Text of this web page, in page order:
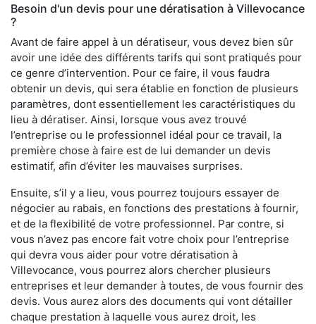
Besoin d'un devis pour une dératisation à Villevocance
?
Avant de faire appel à un dératiseur, vous devez bien sûr
avoir une idée des différents tarifs qui sont pratiqués pour
ce genre d’intervention. Pour ce faire, il vous faudra
obtenir un devis, qui sera établie en fonction de plusieurs
paramètres, dont essentiellement les caractéristiques du
lieu à dératiser. Ainsi, lorsque vous avez trouvé
l’entreprise ou le professionnel idéal pour ce travail, la
première chose à faire est de lui demander un devis
estimatif, afin d’éviter les mauvaises surprises.
Ensuite, s’il y a lieu, vous pourrez toujours essayer de
négocier au rabais, en fonctions des prestations à fournir,
et de la flexibilité de votre professionnel. Par contre, si
vous n’avez pas encore fait votre choix pour l’entreprise
qui devra vous aider pour votre dératisation à
Villevocance, vous pourrez alors chercher plusieurs
entreprises et leur demander à toutes, de vous fournir des
devis. Vous aurez alors des documents qui vont détailler
chaque prestation à laquelle vous aurez droit, les